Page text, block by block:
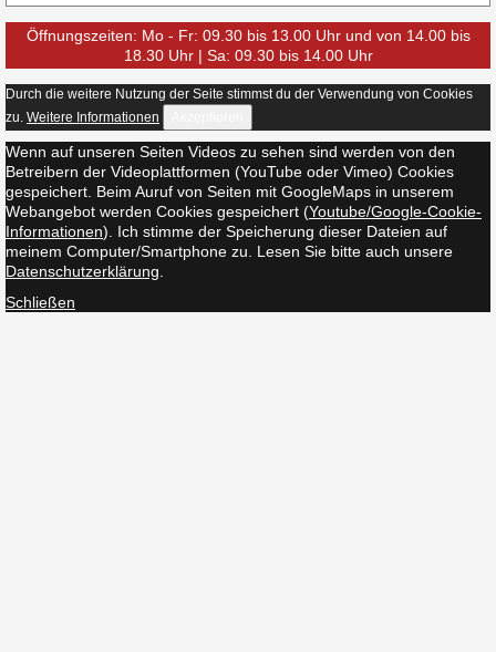
Öffnungszeiten: Mo - Fr: 09.30 bis 13.00 Uhr und von 14.00 bis
18.30 Uhr | Sa: 09.30 bis 14.00 Uhr
Durch die weitere Nutzung der Seite stimmst du der Verwendung von Cookies
zu. Weitere Informationen
Wenn auf unseren Seiten Videos zu sehen sind werden von den
Betreibern der Videoplattformen (YouTube oder Vimeo) Cookies
gespeichert. Beim Auruf von Seiten mit GoogleMaps in unserem
Webangebot werden Cookies gespeichert (Youtube/Google-Cookie-
Informationen). Ich stimme der Speicherung dieser Dateien auf
meinem Computer/Smartphone zu. Lesen Sie bitte auch unsere
Datenschutzerklärung
Schließen